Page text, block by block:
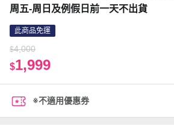
周五-周日及例假日前一天不出貨
此商品免運
$4,000
$1,999
※不適用優惠券